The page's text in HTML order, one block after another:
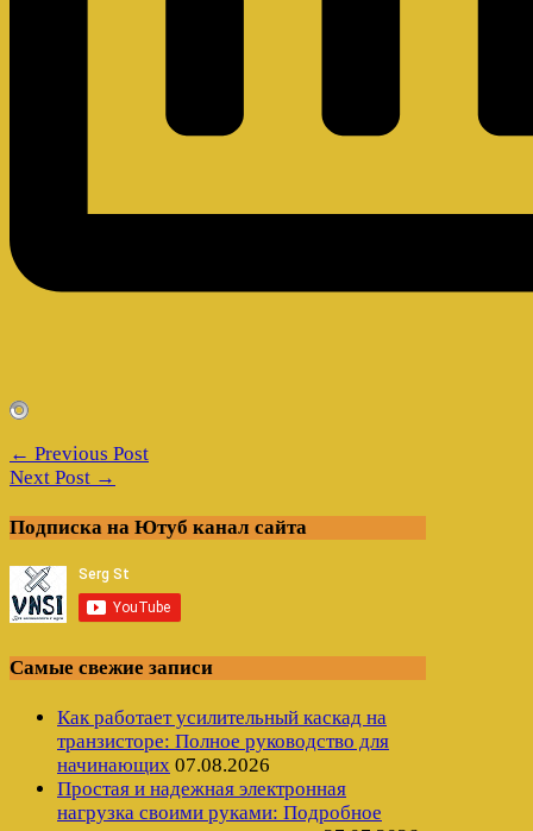
← Previous Post
Next Post →
Подписка на Ютуб канал сайта
Самые свежие записи
Как работает усилительный каскад на
транзисторе: Полное руководство для
начинающих 07.08.2026
Простая и надежная электронная
нагрузка своими руками: Подробное